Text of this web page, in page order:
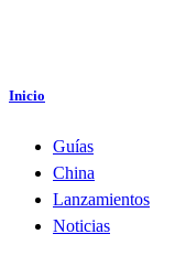
Inicio
Guías
China
Lanzamientos
Noticias